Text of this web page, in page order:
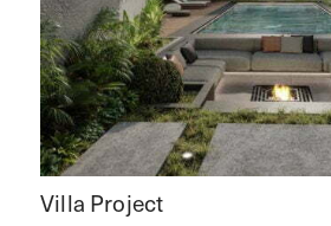
Villa Project